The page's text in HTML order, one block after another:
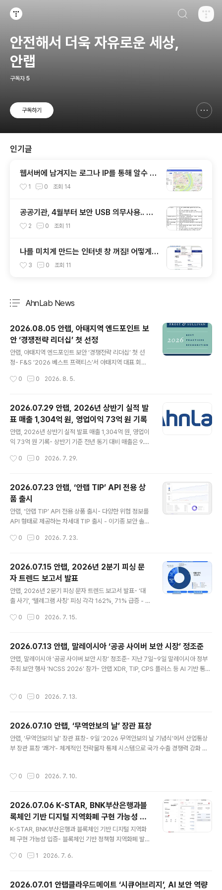
안전해서 더욱 자유로운 세상,
안랩
구독자 5
구독하기
인기글
웹서버에 남겨지는 로그나 IP를 통해 알수 있
는 것들
1 0 조회 14
공공기관, 4월부터 보안 USB 의무사용.. 보
안 USB에 대해 알아봅시다
2 0 조회 11
나를 미치게 만드는 인터넷 창 꺼짐! 어떻게
해결할까?
3 0 조회 11
AhnLab News
2026.08.05 안랩, 아태지역 엔드포인트 보
안 ‘경쟁전략 리더십’ 첫 선정
안랩, 아태지역 엔드포인트 보안 ‘경쟁전략 리더십’ 첫 선
정- F&S ‘2026 베스트 프랙티스’서 아태지역 대표 회사
아- 2019년부터 매년 ‘한국 엔드포인트 보안 기업’ 선정에
w.ahnlab.com)은 글로벌 시장조사 기관 프로스트 앤드
설리번의 ‘2026 베스트 프랙티스(Best Practices Rec
ognition)’에서 처음으로 아시아·태평양 엔드포인트 보안
부문 ‘경쟁전략 리더십(Competitive Strategy Leade
rship)’ 자격을 얻게 됐다고 5일 밝혔다. 지난 2019년부
기업’에 선정된 데 이어, ..
0 0 2026. 8. 5.
2026.07.29 안랩, 2026년 상반기 실적 발
표 매출 1,304억 원, 영업이익 73억 원 기록
안랩, 2026년 상반기 실적 발표 매출 1,304억 원, 영업이
익 73억 원 기록- 상반기 기준 전년 동기 대비 매출은 9.
4.5%), 영업이익 54억 원(↑55.6%)- 해외 매출 전년비
합보안 기업 안랩(대표 강석균, www.ahnlab.com )은 2
9일, 2026년 상반기 연결기준 매출 1,304억 원, 영업이
익 73억 원(별도기준 상반기 매출 1,167억 원, 영업이익 1
25억 원)을 기록했다고 잠정 실적을 공시했다. 이는 전년
동기(2025년 상반기) 대비 연결기준 매출은 109억 원(9.
기준으로는 전년..
0 0 2026. 7. 29.
2026.07.23 안랩, ‘안랩 TIP’ API 전용 상
품 출시
안랩, ‘안랩 TIP’ API 전용 상품 출시- 다양한 위협 정보를
API 형태로 제공하는 차세대 TIP 출시 - 이기종 보안 솔루
TIP 스타터’ 동시 출시로 합리적 비용의 TIP 체험 기회 제
리케이션 프로그래밍 인터페이스(API) 형태로 제공하는
‘AhnLab TIP API(안랩 TIP API)’를 출시했다고 23일
밝혔다. 위협 인텔리전스를 다양한 보안 솔루션에 연동하
려는 고객 수요가 증가함에 따라, 기존 포털 서비스와 함께
는 안랩이 수집·분석한..
0 0 2026. 7. 23.
2026.07.15 안랩, 2026년 2분기 피싱 문
자 트렌드 보고서 발표
안랩, 2026년 2분기 피싱 문자 트렌드 보고서 발표- ‘대
출 사기’, ‘텔레그램 사칭’ 피싱 각각 162%, 71% 급증 - 은
유인·URL 클릭 유도하는 문자 경계 필요“모바일 메신저로
주의하세요.”글로벌 통합 보안 기업 안랩(대표 강석균, ww
w.ahnlab.com)이 2026년 4월부터 6월까지 에이전틱
AI 보안 플랫폼 ‘안랩 AI 플러스(AhnLab AI PLUS)’를 기
반으로 다양한 피싱 문자를 탐지·분석한 결과를 담은 ‘202
발생한 피싱 문자 공격 유형은..
0 0 2026. 7. 15.
2026.07.13 안랩, 말레이시아 ‘공공 사이버 보안 시장’ 정조준
안랩, 말레이시아 ‘공공 사이버 보안 시장’ 정조준- 지난 7일~9일 말레이시아 정부
주최 보안 행사 ‘NCSS 2026’ 참가- 안랩 XDR, TIP, CPS 플러스 등 AI 기반 통합
일부터 9일까지 3일간 말레이시아 푸트라자야 국제 컨벤션 센터에서 열린 사이버
지난 6월 일본 ‘인터롭 도쿄 2026’에 이어, 5월 대만 ‘사..
0 0 2026. 7. 13.
2026.07.10 안랩, ‘무역안보의 날’ 장관 표창
안랩, ‘무역안보의 날’ 장관 표창- 9일 ‘2026 무역안보의 날 기념식’에서 산업통상
부 장관 표창 ‘쾌거’- 체계적인 전략물자 통제 시스템으로 국가 수출 경쟁력 강화 기
한상공회의소에서 열린 ‘2026 무역안보의 날 기념식’에서 전략물자 수출관리 단체
무역안보의 날 기념식에서 전략물자의 안정적 관리와 수출관리 제도 이행 확산에 기
여한 단체와 개인을 선정해 장관 표창을 수여하고 있다. 전략물자란 국가안보와 국제
평화를 위해 수출입이 통제되는 물품이..
0 0 2026. 7. 10.
2026.07.06 K-STAR, BNK부산은행과블
록체인 기반 디지털 지역화폐 구현 가능성 입
증
K-STAR, BNK부산은행과 블록체인 기반 디지털 지역화
폐 구현 가능성 입증- 블록체인 기반 정책형 지역화폐 발행
트서 성공률 100%·1초 이내 처리 성능- 원화 스테이블코
통합보안 기업 안랩의 블록체인 전문 자회사 안랩블록체인
0 1 2026. 7. 6.
2026.07.01 안랩클라우드메이트 ‘시큐어브리지’, AI 보안 역량